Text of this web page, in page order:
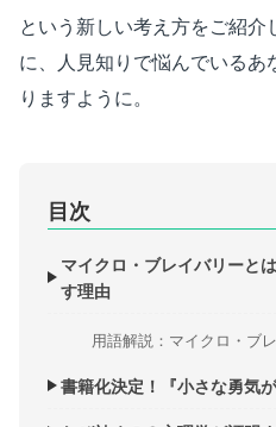
という新しい考え方をご紹介
に、人見知りで悩んでいる
りますように。
目次
マイクロ・ブレイバリーと
す理由
用語解説：マイクロ・ブ
書籍化決定！『小さな勇気